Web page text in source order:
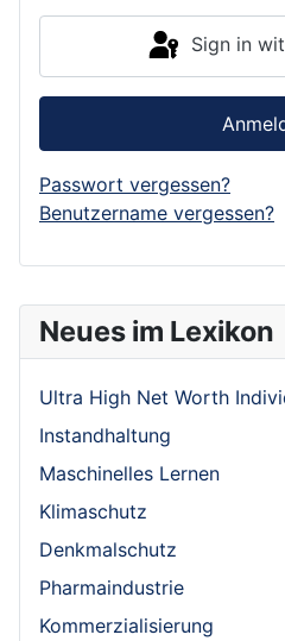
Neues im Lexikon
Ultra High Net Worth
Instandhaltung
Maschinelles Lernen
Klimaschutz
Denkmalschutz
Pharmaindustrie
Kommerzialisierung
Sign in
Passwort vergessen?
Benutzername vergessen?